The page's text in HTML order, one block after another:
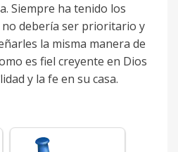
Siempre ha tenido los
no debería ser prioritario y
la misma manera de
es fiel creyente en Dios
y la fe en su casa.